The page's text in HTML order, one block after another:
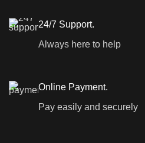
24/7 Support.
Always here to help
Online Payment.
Pay easily and securely